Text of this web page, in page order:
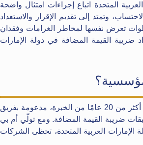
المتحدة اتباع إجراءات امتثال واضحة
وتمتد إلى تقديم الإقرار والاستعداد
تعرض نفسها لمخاطر الغرامات وفقدان
ضريبة القيمة المضافة في دولة الإمارات
تجمع أم بي جي بين الخبرة الدولية والمعرفة المحلية، وتستند إلى أكثر من 20 عامًا من الخبرة، مدعومة بفريق
ضريبة القيمة المضافة. ومع تولّي أم بي
الإمارات العربية المتحدة، تحظى الشركات